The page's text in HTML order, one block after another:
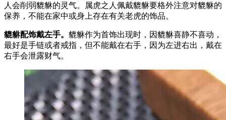
人会削弱貔貅的灵气。属虎之人佩戴貔貅要格外注意对貔貅的
保养，不能在家中或身上存在有关老虎的饰品。
貔貅配饰戴左手。 貔貅作为首饰出现时，因貔貅喜静不喜动，
最好是手链或者戒指，但不能戴在右手，因为左进右出，戴在
右手会泄露财气。